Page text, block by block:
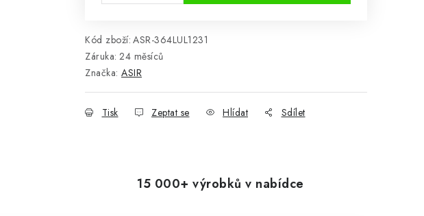
Kód zboží: ASR-364LUL1231
Záruka: 24 měsíců
Značka: ASIR
Tisk Zeptat se Hlídat Sdílet
15 000+ výrobků v nabídce